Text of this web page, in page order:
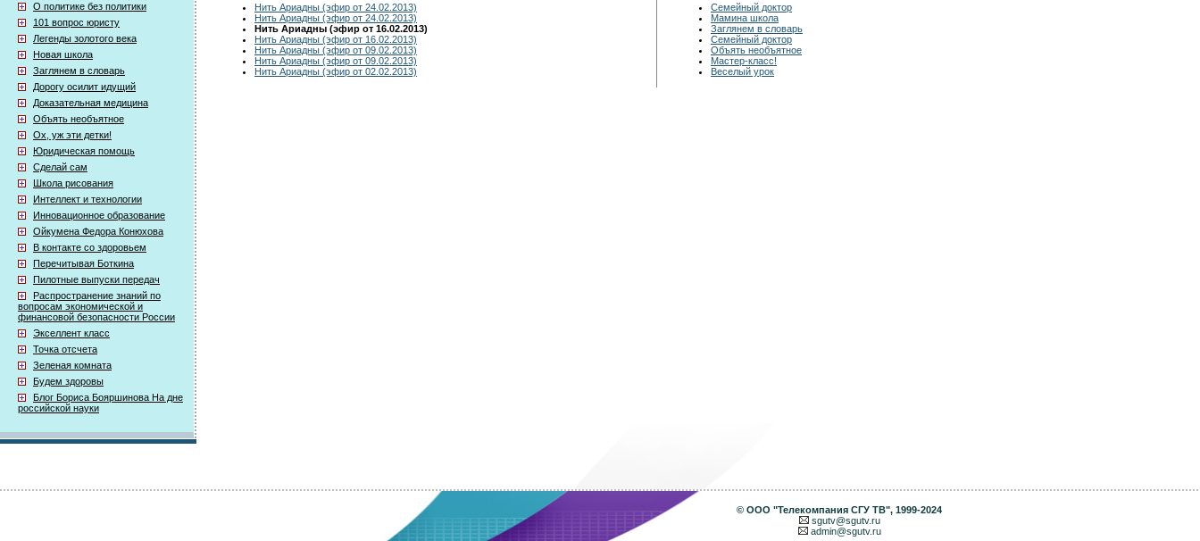
О политике без политики
101 вопрос юристу
Легенды золотого века
Новая школа
Заглянем в словарь
Дорогу осилит идущий
Доказательная медицина
Объять необъятное
Ох, уж эти детки!
Юридическая помощь
Сделай сам
Школа рисования
Интеллект и технологии
Инновационное образование
Ойкумена Федора Конюхова
В контакте со здоровьем
Перечитывая Боткина
Пилотные выпуски передач
Распространение знаний по
вопросам экономической и
финансовой безопасности России
Экселлент класс
Точка отсчета
Зеленая комната
Будем здоровы
Блог Бориса Бояршинова На дне
российской науки
Нить Ариадны (эфир от 24.02.2013)
Нить Ариадны (эфир от 24.02.2013)
Нить Ариадны (эфир от 16.02.2013)
Нить Ариадны (эфир от 16.02.2013)
Нить Ариадны (эфир от 09.02.2013)
Нить Ариадны (эфир от 09.02.2013)
Нить Ариадны (эфир от 02.02.2013)
Семейный доктор
Мамина школа
Заглянем в словарь
Семейный доктор
Объять необъятное
Мастер-класс!
Веселый урок
© ООО "Телекомпания СГУ ТВ", 1999-2024
sgutv@sgutv.ru
admin@sgutv.ru